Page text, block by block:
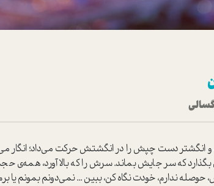
انگشتر دست چپش را در انگشتش حرکت می‌داد؛ انگار
بگذارد که سر جایش بماند. سرش را که بالا آورد، همه‌ی
ندارم، خودت نگاه کن، ببین ... نمی‌دونم بمونم یا